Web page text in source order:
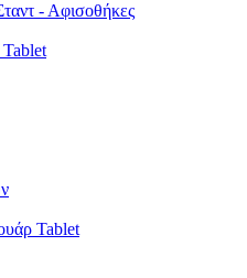
- Αφισοθήκες
Tablet